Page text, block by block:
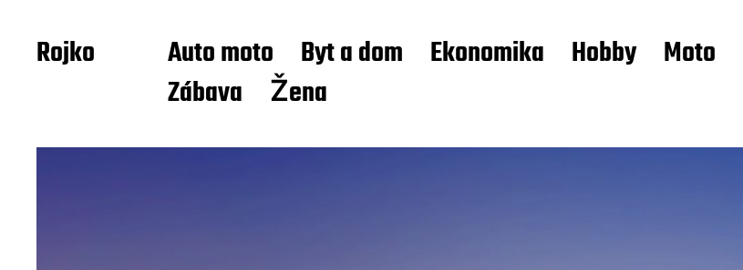
Rojko Auto moto Byt a dom Ekonomika Hobby Moto
Zábava
Žena